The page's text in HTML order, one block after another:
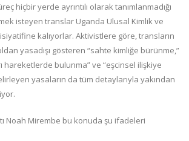
hiçbir yerde ayrıntılı olarak tanımlanmadığı
isteyen translar Uganda Ulusal Kimlik ve
kalıyorlar. Aktivistlere göre, transların
yasadışı gösteren “sahte kimliğe bürünme,”
hareketlerde bulunma” ve “eşcinsel ilişkiye
yasaların da tüm detaylarıyla yakından
Noah Mirembe bu konuda şu ifadeleri